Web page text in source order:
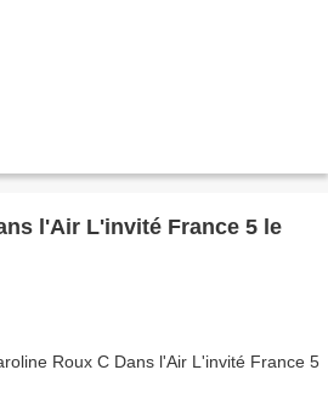
l'Air L'invité France 5 le